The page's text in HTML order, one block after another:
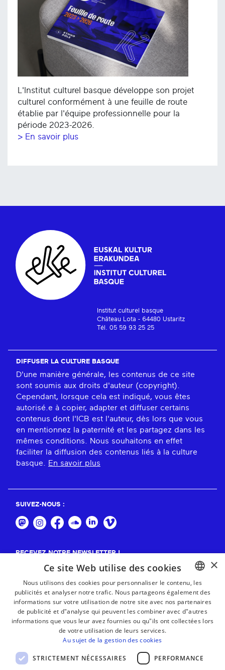
L'Institut culturel basque développe son projet
culturel conformément à une feuille de route
établie par l'équipe professionnelle pour la
période 2023-2026.
> En savoir plus
Institut culturel basque
Château Lota - 64480 Ustaritz
Tél. 05 59 93 25 25
DIFFUSER LA CULTURE BASQUE
D'une manière générale, les contenus de ce site
sont soumis aux droits d'auteur (copyright).
Cependant, lorsque cela est indiqué, vous êtes
autorisé.e à copier, adapter et diffuser certains
contenus dont l'ICB est l'auteur, dès lors que vous
en mentionnez la paternité et les partagez dans les
mêmes conditions. Nous souhaitons en effet
faciliter la diffusion des contenus liés à la culture
basque.
En savoir plus
SUIVEZ-NOUS :
RECEVEZ NOTRE NEWSLETTER !
BASQUE
FRENCH
×
Ce site Web utilise des cookies
Nous utilisons des cookies pour personnaliser le contenu, les
publicités et analyser notre trafic. Nous partageons également des
informations sur votre utilisation de notre site avec nos partenaires
de publicité et d"analyse qui peuvent les combiner avec d"autres
informations que vous leur avez fournies ou qu"ils ont collectées lors
de votre utilisation de leurs services.
Au sujet de la gestion des cookies
STRICTEMENT NÉCESSAIRES PERFORMANCE